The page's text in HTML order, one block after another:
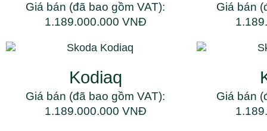
Giá bán (đã bao gồm VAT):
1.189.000.000 VNĐ
Giá bán
Kodiaq
Giá bán (đã bao gồm VAT):
1.189.000.000 VNĐ
Giá bán